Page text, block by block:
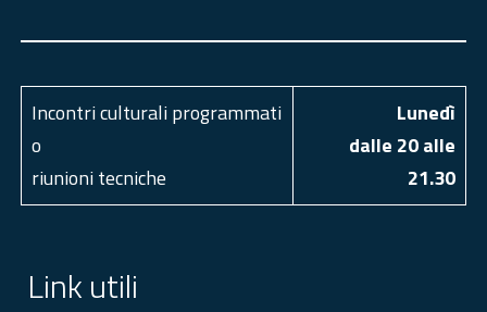
Incontri culturali programmati
o
riunioni tecniche
Lunedì
dalle 20 alle
21.30
Link utili